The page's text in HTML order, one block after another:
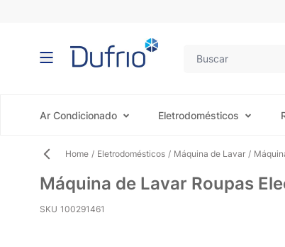
Ar Condicionado Eletrodomésticos
Home / Eletrodomésticos / Máquina de Lavar /
Máquina de Lavar Roupas
SKU 100291461